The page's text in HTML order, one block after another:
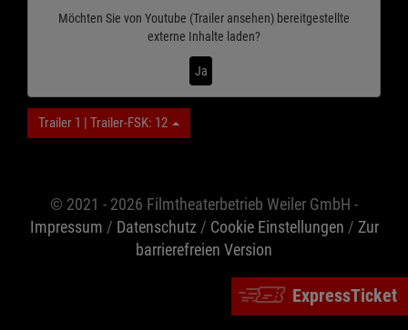
ExpressTicket
Möchten Sie von Youtube (Trailer ansehen) bereitgestellte
externe Inhalte laden?
Ja
Trailer 1 | Trailer-FSK: 12
© 2021 - 2026 Filmtheaterbetrieb Weiler GmbH -
Impressum / Datenschutz / Cookie Einstellungen / Zur
barrierefreien Version